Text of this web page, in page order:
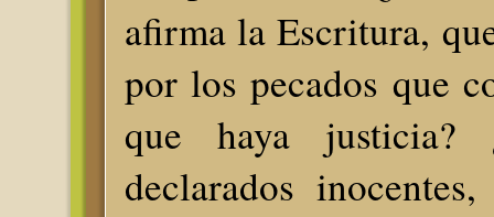
afirma la Escritura,
por los pecados que
que haya justicia?
declarados